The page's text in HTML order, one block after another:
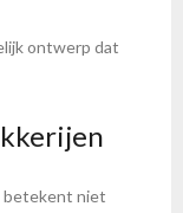
ontwerp dat
betekent niet